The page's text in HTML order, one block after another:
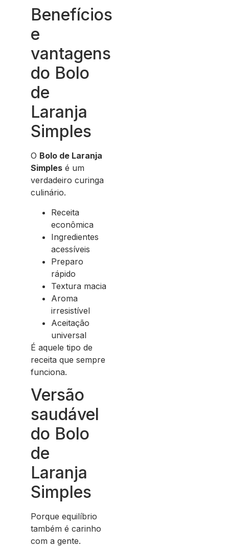
Benefícios
e
vantagens
do Bolo
de
Laranja
Simples
O Bolo de Laranja
Simples é um
verdadeiro curinga
culinário.
Receita
econômica
Ingredientes
acessíveis
Preparo
rápido
Textura macia
Aroma
irresistível
Aceitação
universal
É aquele tipo de
receita que sempre
funciona.
Versão
saudável
do Bolo
de
Laranja
Simples
Porque equilíbrio
também é carinho
com a gente.